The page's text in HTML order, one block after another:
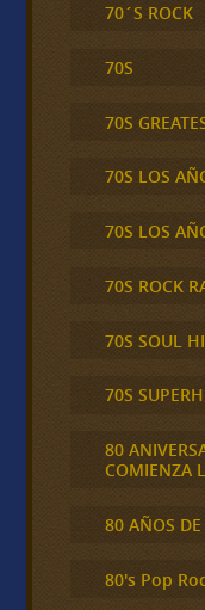
70´S ROCK
70S
70S
70S LOS
70S LOS
70S ROCK
70S SOUL
70S
80
COMIENZA
80 AÑOS
80's Pop